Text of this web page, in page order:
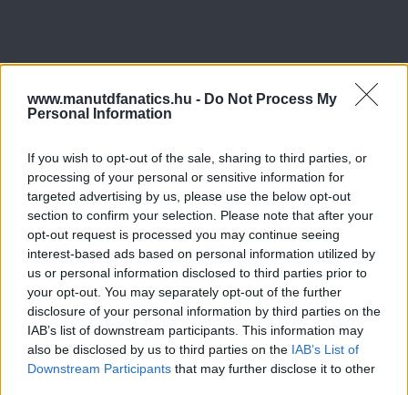
www.manutdfanatics.hu - Do Not Process My
Personal Information
If you wish to opt-out of the sale, sharing to third parties, or
processing of your personal or sensitive information for
targeted advertising by us, please use the below opt-out
section to confirm your selection. Please note that after your
opt-out request is processed you may continue seeing
interest-based ads based on personal information utilized by
us or personal information disclosed to third parties prior to
your opt-out. You may separately opt-out of the further
disclosure of your personal information by third parties on the
IAB’s list of downstream participants. This information may
also be disclosed by us to third parties on the IAB’s List of
Downstream Participants that may further disclose it to other